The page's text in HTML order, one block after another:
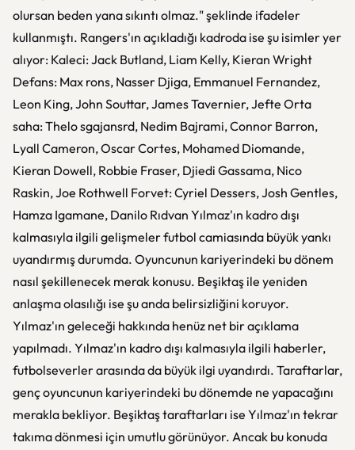
olursan beden yana sıkıntı olmaz." şeklinde ifadeler
kullanmıştı. Rangers'ın açıkladığı kadroda ise şu isimler yer
alıyor: Kaleci: Jack Butland, Liam Kelly, Kieran Wright
Defans: Max rons, Nasser Djiga, Emmanuel Fernandez,
Leon King, John Souttar, James Tavernier, Jefte Orta
saha: Thelo sgajansrd, Nedim Bajrami, Connor Barron,
Lyall Cameron, Oscar Cortes, Mohamed Diomande,
Kieran Dowell, Robbie Fraser, Djiedi Gassama, Nico
Raskin, Joe Rothwell Forvet: Cyriel Dessers, Josh Gentles,
Hamza Igamane, Danilo Rıdvan Yılmaz'ın kadro dışı
kalmasıyla ilgili gelişmeler futbol camiasında büyük yankı
uyandırmış durumda. Oyuncunun kariyerindeki bu dönem
nasıl şekillenecek merak konusu. Beşiktaş ile yeniden
anlaşma olasılığı ise şu anda belirsizliğini koruyor.
Yılmaz'ın geleceği hakkında henüz net bir açıklama
yapılmadı. Yılmaz'ın kadro dışı kalmasıyla ilgili haberler,
futbolseverler arasında da büyük ilgi uyandırdı. Taraftarlar,
genç oyuncunun kariyerindeki bu dönemde ne yapacağını
merakla bekliyor. Beşiktaş taraftarları ise Yılmaz'ın tekrar
takıma dönmesi için umutlu görünüyor. Ancak bu konuda